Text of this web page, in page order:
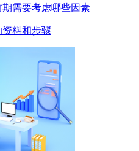
需要考虑哪些因素
料和步骤